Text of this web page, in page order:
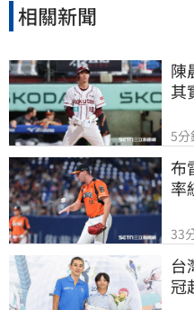
相關新聞
陳
其
5分
布
率
33
台
冠